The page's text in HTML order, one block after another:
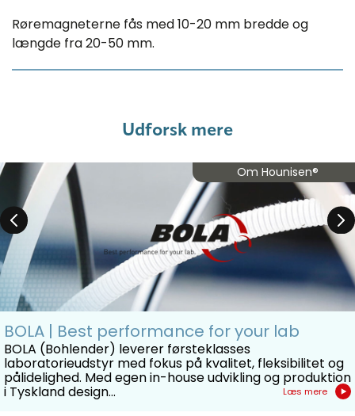
Røremagneterne fås med 10-20 mm bredde og
længde fra 20-50 mm.
Udforsk mere
Om Hounisen®
BOLA | Best performance for your lab
BOLA (Bohlender) leverer førsteklasses
laboratorieudstyr med fokus på kvalitet, fleksibilitet og
pålidelighed. Med egen in-house udvikling og produktion
i Tyskland design... Læs mere